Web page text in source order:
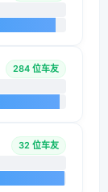
284 位车友
32 位车友